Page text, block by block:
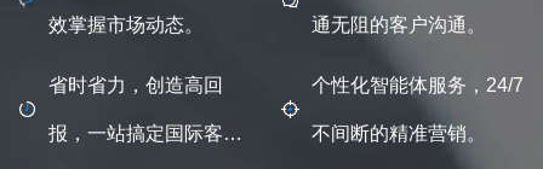
效掌握市场动态。 通无阻的客户沟通。
省时省力，创造高回
报，一站搞定国际客
个性化智能体服务，24/7
不间断的精准营销。